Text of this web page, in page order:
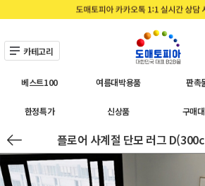
카테고리
베스트100 여름대박용품 판촉
한정특가 신상품 구매
플로어 사계절 단모 러그